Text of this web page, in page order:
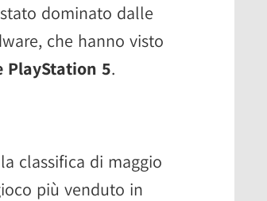
dominato dalle
che hanno visto
PlayStation 5.
classifica di maggio
più venduto in